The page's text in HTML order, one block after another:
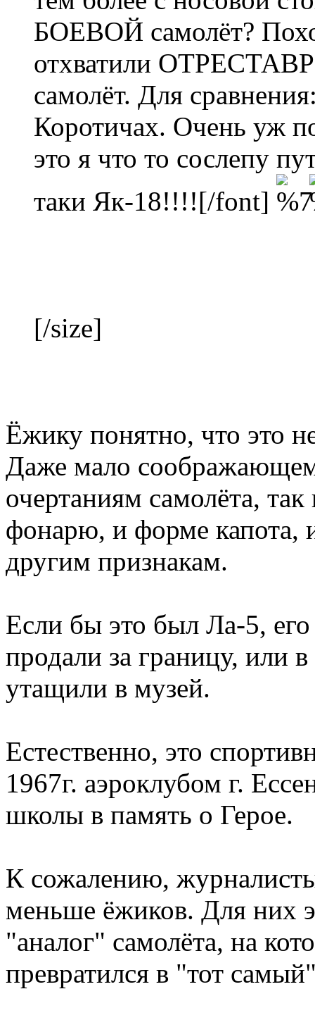
БОЕВОЙ самолёт?
отхватили
самолёт. Для
Коротичах. Очень уж
это я что то сослепу
таки Як-18!!!![/font]
[/size]
Ёжику понятно, что это
Даже мало
очертаниям самолёта,
фонарю, и форме капота,
другим признакам.
Если бы это был Ла-5,
продали за границу, или
утащили в музей.
Естественно, это
1967г. аэроклубом г.
школы в память о Герое.
К сожалению,
меньше ёжиков. Для них
"аналог" самолёта, на
превратился в "тот